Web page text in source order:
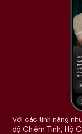
Với các tính năng
độ Chiêm Tinh, Hộ